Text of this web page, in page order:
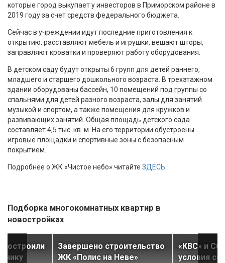
которые город выкупает у инвесторов в Приморском районе в
2019 году за счет средств федерального бюджета.
Сейчас в учреждении идут последние приготовления к
открытию: расставляют мебель и игрушки, вешают шторы,
заправляют кроватки и проверяют работу оборудования.
В детском саду будут открыты 6 групп для детей раннего,
младшего и старшего дошкольного возраста. В трехэтажном
здании оборудованы бассейн, 10 помещений под группы со
спальнями для детей разного возраста, залы для занятий
музыкой и спортом, а также помещения для кружков и
развивающих занятий. Общая площадь детского сада
составляет 4,5 тыс. кв. м. На его территории обустроены
игровые площадки и спортивные зоны с безопасным
покрытием.
Подробнее о ЖК «Чистое небо» читайте ЗДЕСЬ
Подборка многокомнатных квартир в
новостройках
построили
Завершено строительство
ЖК «Полис на Неве»
«КВС» и
условия